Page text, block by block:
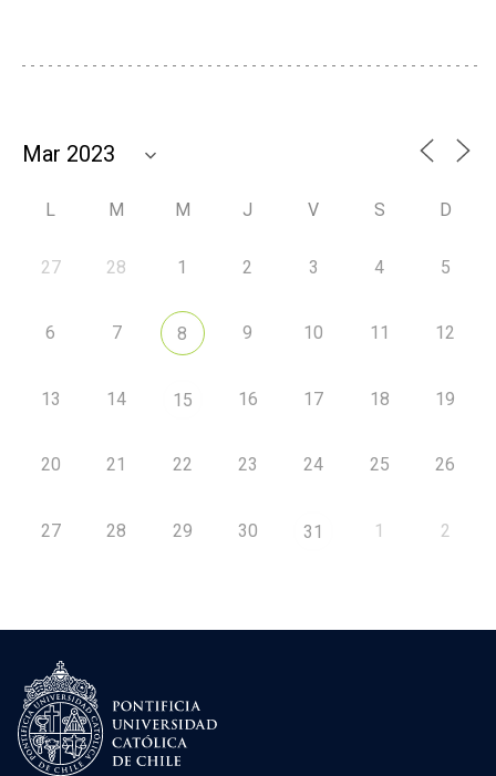
L M M J V S D
27 28 1 2 3 4 5
6 7 8 9 10 11 12
13 14 15 16 17 18 19
20 21 22 23 24 25 26
27 28 29 30 31 1 2